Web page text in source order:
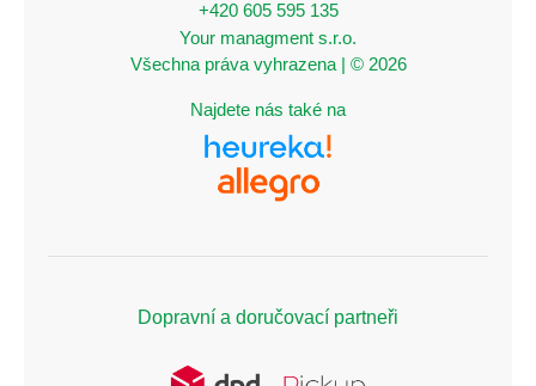
+420 605 595 135
Your managment s.r.o.
Všechna práva vyhrazena | © 2026
Najdete nás také na
Dopravní a doručovací partneři